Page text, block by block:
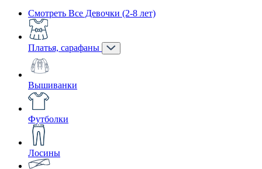
Смотреть Все Девочки (2-8 лет)
Платья, сарафаны
Вышиванки
Футболки
Лосины